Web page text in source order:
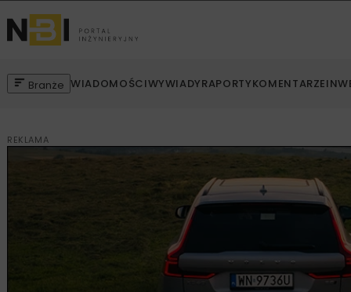
Branże WIADOMOŚCIWYWIADYRAPORTYKOMENTARZE
REKLAMA